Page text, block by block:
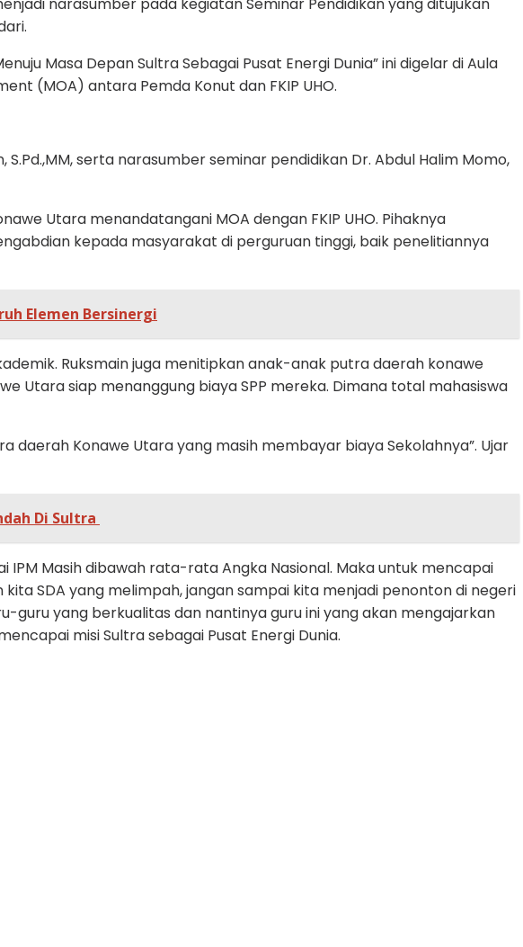
menjadi narasumber pada kegiatan Seminar Pendidikan yang ditujukan
Masa Depan Sultra Sebagai Pusat Energi Dunia” ini digelar di Aula
(MOA) antara Pemda Konut dan FKIP UHO.
serta narasumber seminar pendidikan Dr. Abdul Halim Momo,
Utara menandatangani MOA dengan FKIP UHO. Pihaknya
kepada masyarakat di perguruan tinggi, baik penelitiannya
Elemen Bersinergi
Ruksmain juga menitipkan anak-anak putra daerah konawe
Utara siap menanggung biaya SPP mereka. Dimana total mahasiswa
daerah Konawe Utara yang masih membayar biaya Sekolahnya”. Ujar
Di Sultra
IPM Masih dibawah rata-rata Angka Nasional. Maka untuk mencapai
SDA yang melimpah, jangan sampai kita menjadi penonton di negeri
guru yang berkualitas dan nantinya guru ini yang akan mengajarkan
misi Sultra sebagai Pusat Energi Dunia.